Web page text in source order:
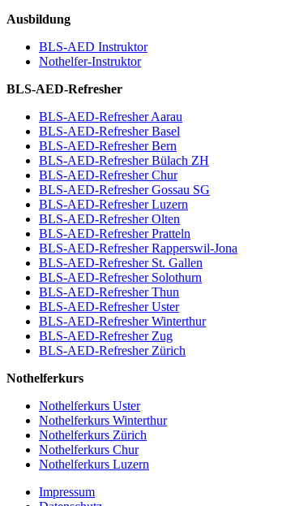
Ausbildung
BLS-AED Instruktor
Nothelfer-Instruktor
BLS-AED-Refresher
BLS-AED-Refresher Aarau
BLS-AED-Refresher Basel
BLS-AED-Refresher Bern
BLS-AED-Refresher Bülach ZH
BLS-AED-Refresher Chur
BLS-AED-Refresher Gossau SG
BLS-AED-Refresher Luzern
BLS-AED-Refresher Olten
BLS-AED-Refresher Pratteln
BLS-AED-Refresher Rapperswil-Jona
BLS-AED-Refresher St. Gallen
BLS-AED-Refresher Solothurn
BLS-AED-Refresher Thun
BLS-AED-Refresher Uster
BLS-AED-Refresher Winterthur
BLS-AED-Refresher Zug
BLS-AED-Refresher Zürich
Nothelferkurs
Nothelferkurs Uster
Nothelferkurs Winterthur
Nothelferkurs Zürich
Nothelferkurs Chur
Nothelferkurs Luzern
Impressum